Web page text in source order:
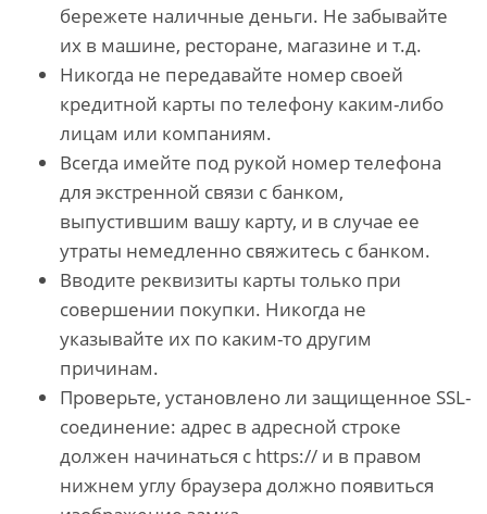
бережете наличные деньги. Не забывайте
их в машине, ресторане, магазине и т.д.
Никогда не передавайте номер своей
кредитной карты по телефону каким-либо
лицам или компаниям.
Всегда имейте под рукой номер телефона
для экстренной связи с банком,
выпустившим вашу карту, и в случае ее
утраты немедленно свяжитесь с банком.
Вводите реквизиты карты только при
совершении покупки. Никогда не
указывайте их по каким-то другим
причинам.
Проверьте, установлено ли защищенное SSL-
соединение: адрес в адресной строке
должен начинаться с https:// и в правом
нижнем углу браузера должно появиться